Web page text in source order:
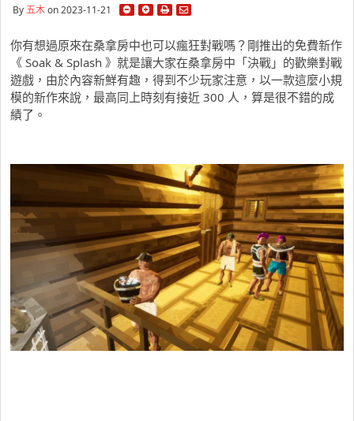
By五木on 2023-11-21
你有想過原來在桑拿房中也可以瘋狂對戰嗎？剛推出的免費新作
《 Soak & Splash 》就是讓大家在桑拿房中「決戰」的歡樂對戰
遊戲，由於內容新鮮有趣，得到不少玩家注意，以一款這麼小規
模的新作來說，最高同上時刻有接近 300 人，算是很不錯的成
績了。